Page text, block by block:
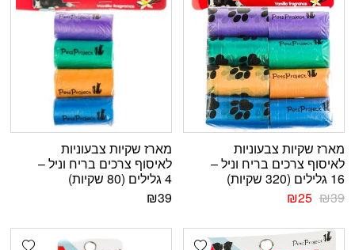
מארז שקיות צבעוניות
לאיסוף צרכים בריח וניל –
16 גלילים (320 שקיות)
₪39
₪25
מארז שקיות צבעוניות
לאיסוף צרכים בריח וניל –
4 גלילים (80 שקיות)
₪39
Add wishlist